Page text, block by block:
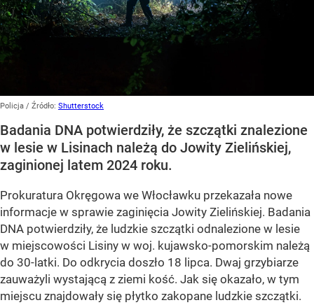
Policja / Źródło: Shutterstock
Badania DNA potwierdziły, że szczątki znalezione
w lesie w Lisinach należą do Jowity Zielińskiej,
zaginionej latem 2024 roku.
Prokuratura Okręgowa we Włocławku przekazała nowe
informacje w sprawie zaginięcia Jowity Zielińskiej. Badania
DNA potwierdziły, że ludzkie szczątki odnalezione w lesie
w miejscowości Lisiny w woj. kujawsko-pomorskim należą
do 30-latki. Do odkrycia doszło 18 lipca. Dwaj grzybiarze
zauważyli wystającą z ziemi kość. Jak się okazało, w tym
miejscu znajdowały się płytko zakopane ludzkie szczątki.